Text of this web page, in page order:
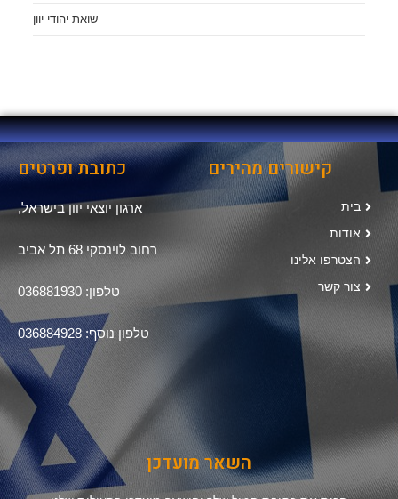
שואת יהודי יוון
קישורים מהירים
בית
אודות
הצטרפו אלינו
צור קשר
כתובת ופרטים
ארגון יוצאי יוון בישראל,
רחוב לוינסקי 68 תל אביב
טלפון: 036881930
טלפון נוסף: 036884928
השאר מועדכן